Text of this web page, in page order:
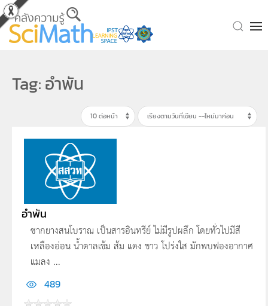
Skip to main content
Tag: อำพัน
อำพัน
ซากยางสนโบราณ เป็นสารอินทรีย์ ไม่มีรูปผลึก โดยทั่วไปมีสี
เหลืองอ่อน น้ำตาลเข้ม ส้ม แดง ขาว โปร่งใส มักพบฟองอากาศ
แมลง ...
489